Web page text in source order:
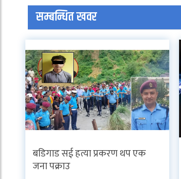
सम्बन्धित खवर
बडिगाड सई हत्या प्रकरण थप एक
जना पक्राउ